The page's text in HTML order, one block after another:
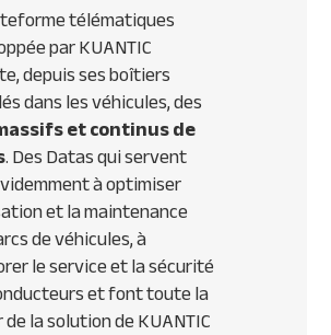
télématiques
par KUANTIC
depuis ses boîtiers
dans les véhicules, des
et continus de
. Des Datas qui servent
à optimiser
et la maintenance
de véhicules, à
le service et la sécurité
et font toute la
la solution de KUANTIC